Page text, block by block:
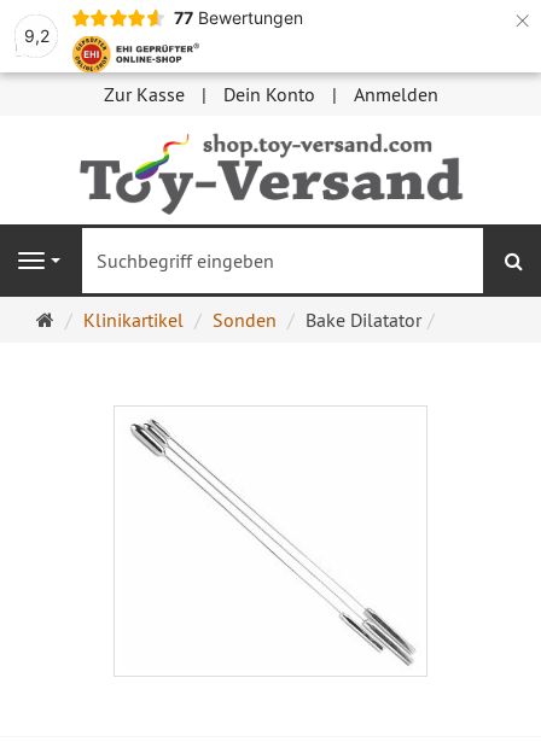
9,2
77 Bewertungen ×
Zur Kasse Dein Konto Anmelden
Navigation
Startseite
Klinikartikel Sonden Bake Dilatator